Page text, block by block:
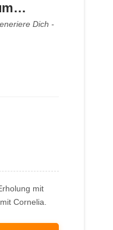
Dich -
mit
Cornelia.